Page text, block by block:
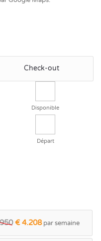
Check-out
Disponible
Départ
€ 4.208par semaine